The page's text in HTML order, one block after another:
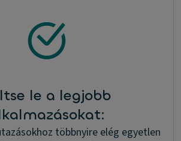
le a legjobb
többnyire elég egyetlen